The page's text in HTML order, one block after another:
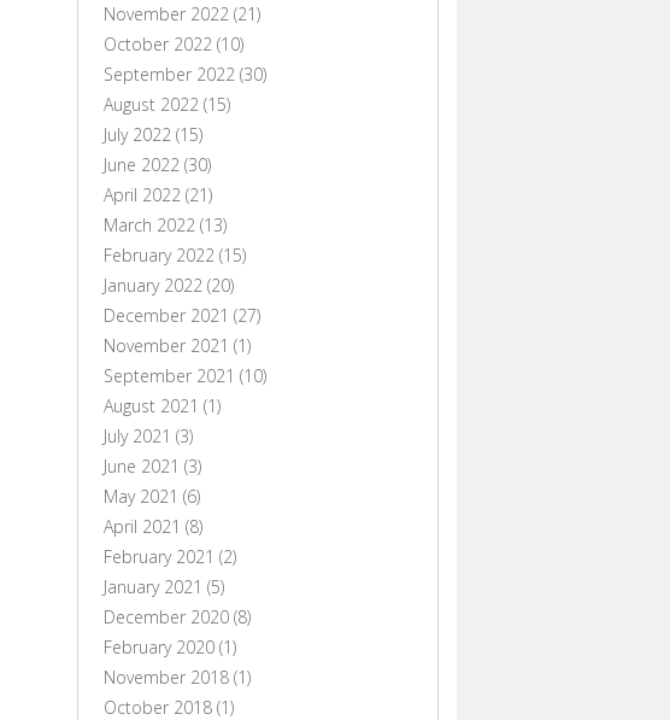
November 2022 (21)
October 2022 (10)
September 2022 (30)
August 2022 (15)
July 2022 (15)
June 2022 (30)
April 2022 (21)
March 2022 (13)
February 2022 (15)
January 2022 (20)
December 2021 (27)
November 2021 (1)
September 2021 (10)
August 2021 (1)
July 2021 (3)
June 2021 (3)
May 2021 (6)
April 2021 (8)
February 2021 (2)
January 2021 (5)
December 2020 (8)
February 2020 (1)
November 2018 (1)
October 2018 (1)